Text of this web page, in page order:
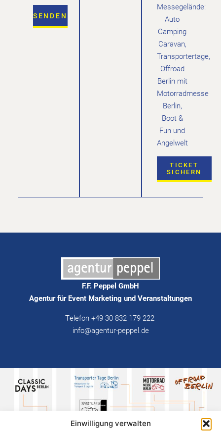
Einwilligung verwalten
SENDEN
Messegelände:
Auto
Camping
Caravan,
Transportertage,
Offroad
Berlin mit
Motorradmesse
Berlin,
Boot &
Fun und
Angelwelt
TICKET
SICHERN
F.F. Peppel GmbH
Agentur für Event Marketing und Veranstaltungen
Telefon +49 30 832 179 222
info@agentur-peppel.de